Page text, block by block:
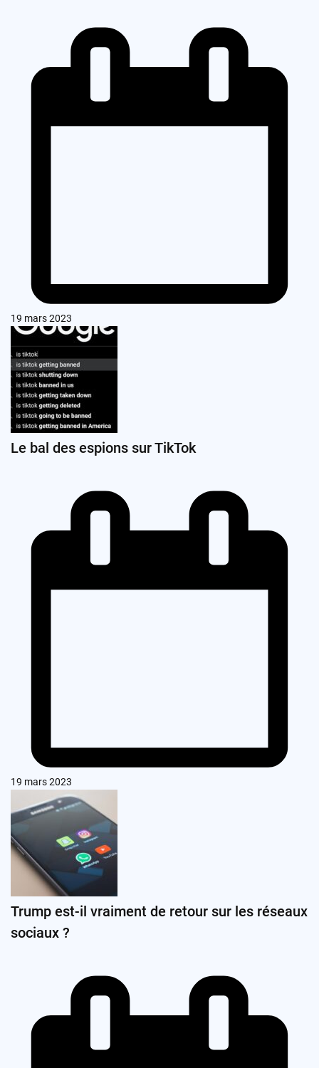
19 mars 2023
Le bal des espions sur TikTok
19 mars 2023
Trump est-il vraiment de retour sur les réseaux
sociaux ?